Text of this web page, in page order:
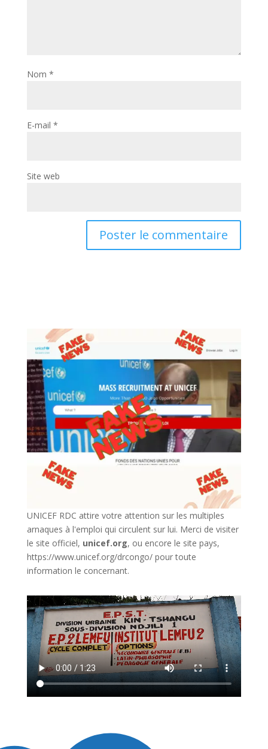
Nom *
E-mail *
Site web
UNICEF RDC attire votre attention sur les multiples
arnaques à l'emploi qui circulent sur lui. Merci de visiter
le site officiel, unicef.org, ou encore le site pays,
https://www.unicef.org/drcongo/pour toute
information le concernant.